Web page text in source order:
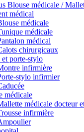
Blouse médicale /
médical
médicale
médicale
médical
chirurgicaux
porte-stylo
infirmière
stylo infirmier
médicale
médicale docteur
infirmière